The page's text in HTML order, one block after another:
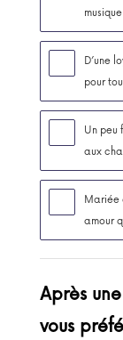
musique
D’une
pour
Un peu
aux
Mariée
amour
Après
vous